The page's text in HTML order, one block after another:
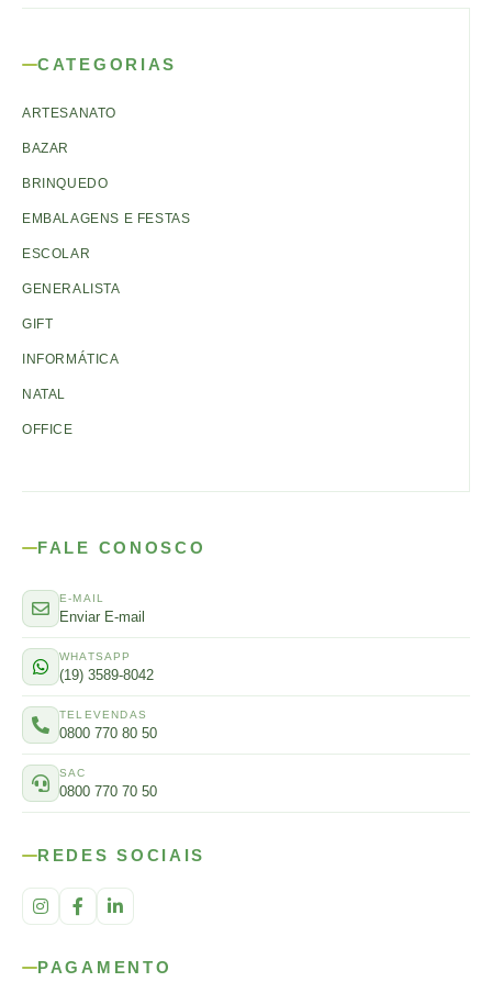
CATEGORIAS
ARTESANATO
BAZAR
BRINQUEDO
EMBALAGENS E FESTAS
ESCOLAR
GENERALISTA
GIFT
INFORMÁTICA
NATAL
OFFICE
FALE CONOSCO
E-MAIL
Enviar E-mail
WHATSAPP
(19) 3589-8042
TELEVENDAS
0800 770 80 50
SAC
0800 770 70 50
REDES SOCIAIS
PAGAMENTO